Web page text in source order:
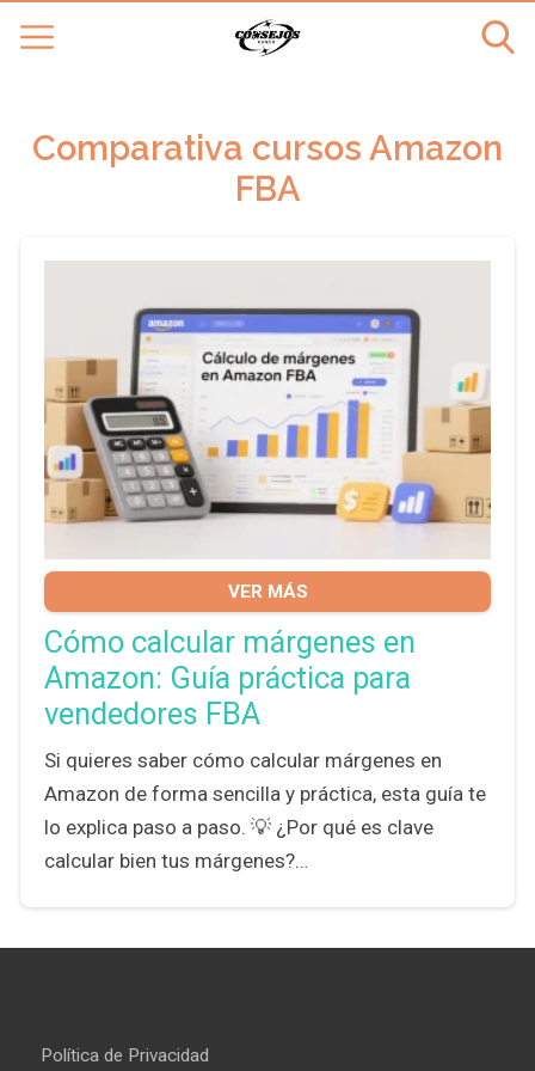
Comparativa cursos Amazon
FBA
VER MÁS
Cómo calcular márgenes en
Amazon: Guía práctica para
vendedores FBA
Si quieres saber cómo calcular márgenes en
Amazon de forma sencilla y práctica, esta guía te
lo explica paso a paso. 💡 ¿Por qué es clave
calcular bien tus márgenes?…
Política de Privacidad